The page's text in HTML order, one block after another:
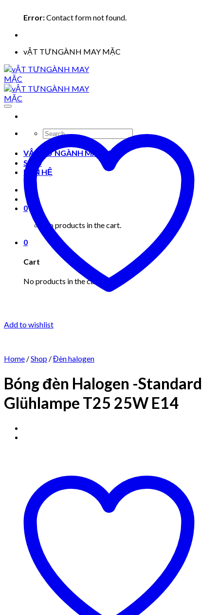
Error:Contact form not found.
vẬT TƯNGÀNH MAY MẶC
Search
for:
VẬT TƯ NGÀNH MAY MẶC
Shop
LIÊN HỆ
0
No products in the cart.
0
Cart
No products in the cart.
Add to wishlist
Home /Shop /Đèn halogen
Bóng đèn Halogen -Standard
Glühlampe T25 25W E14